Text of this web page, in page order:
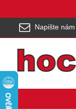
Napište nám